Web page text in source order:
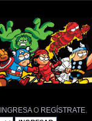
INGRESAO REGÍSTRATE